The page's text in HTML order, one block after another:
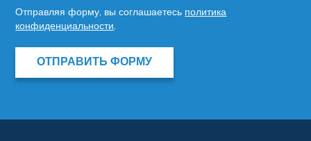
Отправляя форму, вы соглашаетесь политика
конфиденциальности.
ОТПРАВИТЬ ФОРМУ